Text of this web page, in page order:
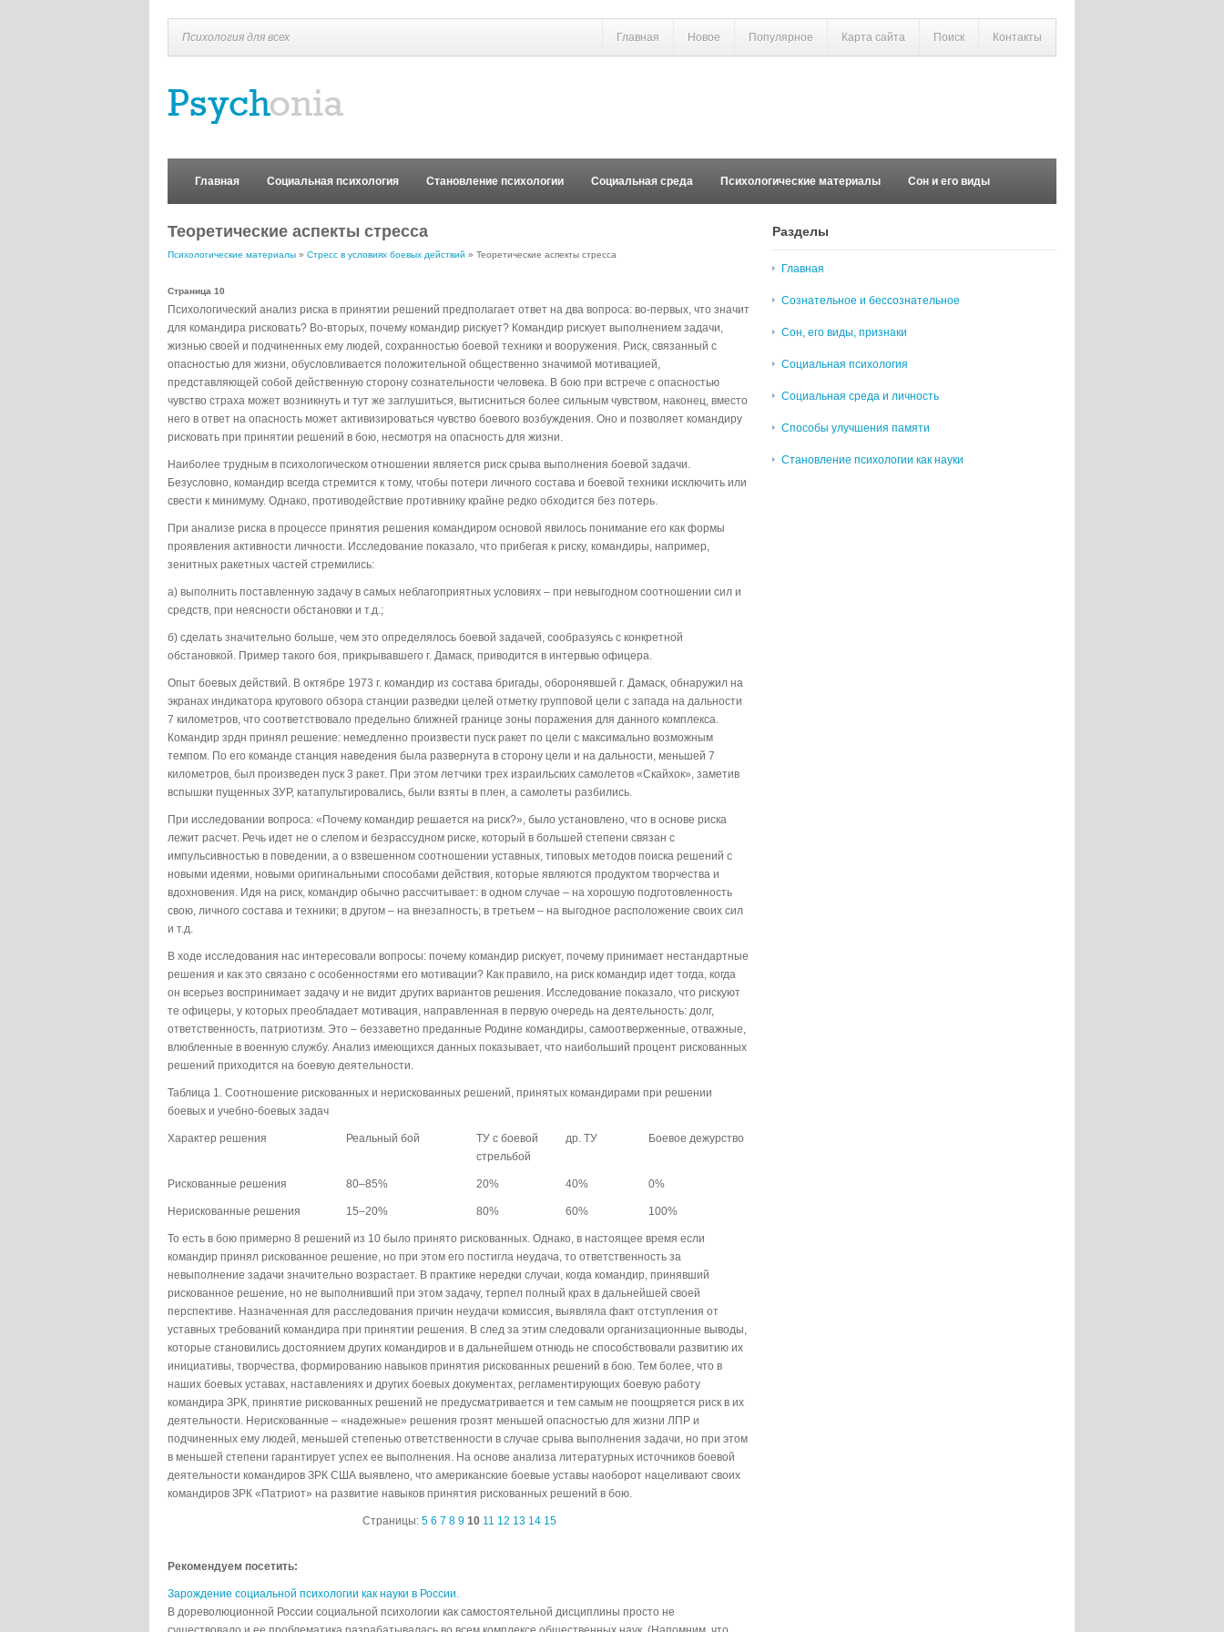
Психология для всех Главная Новое Популярное Карта сайта Поиск Контакты
Главная Социальная психология Становление психологии Социальная среда Психологические материалы Сон и его виды
Теоретические аспекты стресса
Психологические материалы » Стресс в условиях боевых действий » Теоретические аспекты стресса
Страница 10
Психологический анализ риска в принятии решений предполагает ответ на два вопроса: во-первых, что значит
для командира рисковать? Во-вторых, почему командир рискует? Командир рискует выполнением задачи,
жизнью своей и подчиненных ему людей, сохранностью боевой техники и вооружения. Риск, связанный с
опасностью для жизни, обусловливается положительной общественно значимой мотивацией,
представляющей собой действенную сторону сознательности человека. В бою при встрече с опасностью
чувство страха может возникнуть и тут же заглушиться, вытисниться более сильным чувством, наконец, вместо
него в ответ на опасность может активизироваться чувство боевого возбуждения. Оно и позволяет командиру
рисковать при принятии решений в бою, несмотря на опасность для жизни.
Наиболее трудным в психологическом отношении является риск срыва выполнения боевой задачи.
Безусловно, командир всегда стремится к тому, чтобы потери личного состава и боевой техники исключить или
свести к минимуму. Однако, противодействие противнику крайне редко обходится без потерь.
При анализе риска в процессе принятия решения командиром основой явилось понимание его как формы
проявления активности личности. Исследование показало, что прибегая к риску, командиры, например,
зенитных ракетных частей стремились:
а) выполнить поставленную задачу в самых неблагоприятных условиях – при невыгодном соотношении сил и
средств, при неясности обстановки и т.д.;
б) сделать значительно больше, чем это определялось боевой задачей, сообразуясь с конкретной
обстановкой. Пример такого боя, прикрывавшего г. Дамаск, приводится в интервью офицера.
Опыт боевых действий. В октябре 1973 г. командир из состава бригады, оборонявшей г. Дамаск, обнаружил на
экранах индикатора кругового обзора станции разведки целей отметку групповой цели с запада на дальности
7 километров, что соответствовало предельно ближней границе зоны поражения для данного комплекса.
Командир зрдн принял решение: немедленно произвести пуск ракет по цели с максимально возможным
темпом. По его команде станция наведения была развернута в сторону цели и на дальности, меньшей 7
километров, был произведен пуск 3 ракет. При этом летчики трех израильских самолетов «Скайхок», заметив
вспышки пущенных ЗУР, катапультировались, были взяты в плен, а самолеты разбились.
При исследовании вопроса: «Почему командир решается на риск?», было установлено, что в основе риска
лежит расчет. Речь идет не о слепом и безрассудном риске, который в большей степени связан с
импульсивностью в поведении, а о взвешенном соотношении уставных, типовых методов поиска решений с
новыми идеями, новыми оригинальными способами действия, которые являются продуктом творчества и
вдохновения. Идя на риск, командир обычно рассчитывает: в одном случае – на хорошую подготовленность
свою, личного состава и техники; в другом – на внезапность; в третьем – на выгодное расположение своих сил
и т.д.
В ходе исследования нас интересовали вопросы: почему командир рискует, почему принимает нестандартные
решения и как это связано с особенностями его мотивации? Как правило, на риск командир идет тогда, когда
он всерьез воспринимает задачу и не видит других вариантов решения. Исследование показало, что рискуют
те офицеры, у которых преобладает мотивация, направленная в первую очередь на деятельность: долг,
ответственность, патриотизм. Это – беззаветно преданные Родине командиры, самоотверженные, отважные,
влюбленные в военную службу. Анализ имеющихся данных показывает, что наибольший процент рискованных
решений приходится на боевую деятельности.
Таблица 1. Соотношение рискованных и нерискованных решений, принятых командирами при решении
боевых и учебно-боевых задач
Характер решения Реальный бой
ТУ с боевой
стрельбой
др. ТУ Боевое дежурство
Рискованные решения 80–85% 20% 40% 0%
Нерискованные решения 15–20% 80% 60% 100%
То есть в бою примерно 8 решений из 10 было принято рискованных. Однако, в настоящее время если
командир принял рискованное решение, но при этом его постигла неудача, то ответственность за
невыполнение задачи значительно возрастает. В практике нередки случаи, когда командир, принявший
рискованное решение, но не выполнивший при этом задачу, терпел полный крах в дальнейшей своей
перспективе. Назначенная для расследования причин неудачи комиссия, выявляла факт отступления от
уставных требований командира при принятии решения. В след за этим следовали организационные выводы,
которые становились достоянием других командиров и в дальнейшем отнюдь не способствовали развитию их
инициативы, творчества, формированию навыков принятия рискованных решений в бою. Тем более, что в
наших боевых уставах, наставлениях и других боевых документах, регламентирующих боевую работу
командира ЗРК, принятие рискованных решений не предусматривается и тем самым не поощряется риск в их
деятельности. Нерискованные – «надежные» решения грозят меньшей опасностью для жизни ЛПР и
подчиненных ему людей, меньшей степенью ответственности в случае срыва выполнения задачи, но при этом
в меньшей степени гарантирует успех ее выполнения. На основе анализа литературных источников боевой
деятельности командиров ЗРК США выявлено, что американские боевые уставы наоборот нацеливают своих
командиров ЗРК «Патриот» на развитие навыков принятия рискованных решений в бою.
Страницы: 5 6 7 8 9 10 11 12 13 14 15
Рекомендуем посетить:
Зарождение социальной психологии как науки в России.
В дореволюционной России социальной психологии как самостоятельной дисциплины просто не
Разделы
Главная
Сознательное и бессознательное
Сон, его виды, признаки
Социальная психология
Социальная среда и личность
Способы улучшения памяти
Становление психологии как науки